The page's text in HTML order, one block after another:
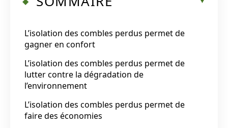
L’isolation des combles perdus permet de
gagner en confort
L’isolation des combles perdus permet de
lutter contre la dégradation de
l’environnement
L’isolation des combles perdus permet de
faire des économies